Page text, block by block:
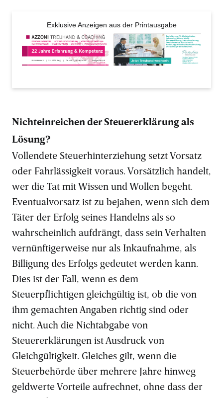
Exklusive Anzeigen aus der Printausgabe
Nichteinreichen der Steuererklärung als
Lösung?
Vollendete Steuerhinterziehung setzt Vorsatz
oder Fahrlässigkeit voraus. Vorsätzlich handelt,
wer die Tat mit Wissen und Wollen begeht.
Eventualvorsatz ist zu bejahen, wenn sich dem
Täter der Erfolg seines Handelns als so
wahrscheinlich aufdrängt, dass sein Verhalten
vernünftigerweise nur als Inkaufnahme, als
Billigung des Erfolgs gedeutet werden kann.
Dies ist der Fall, wenn es dem
Steuerpflichtigen gleichgültig ist, ob die von
ihm gemachten Angaben richtig sind oder
nicht. Auch die Nichtabgabe von
Steuererklärungen ist Ausdruck von
Gleichgültigkeit. Gleiches gilt, wenn die
Steuerbehörde über mehrere Jahre hinweg
geldwerte Vorteile aufrechnet, ohne dass der